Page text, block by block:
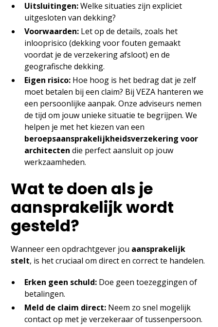
Uitsluitingen:Welke situaties zijn expliciet
uitgesloten van dekking?
Voorwaarden: Let op de details, zoals het
inlooprisico (dekking voor fouten gemaakt
voordat je de verzekering afsloot) en de
geografische dekking.
Eigen risico: Hoe hoog is het bedrag dat je zelf
moet betalen bij een claim? Bij VEZA hanteren we
een persoonlijke aanpak. Onze adviseurs nemen
de tijd om jouw unieke situatie te begrijpen. We
helpen je met het kiezen van een
beroepsaansprakelijkheidsverzekering voor
architecten die perfect aansluit op jouw
werkzaamheden.
Wat te doen als je
aansprakelijk wordt
gesteld?
Wanneer een opdrachtgever jou aansprakelijk
stelt, is het cruciaal om direct en correct te handelen.
Erken geen schuld: Doe geen toezeggingen of
betalingen.
Meld de claim direct: Neem zo snel mogelijk
contact op met je verzekeraar of tussenpersoon.